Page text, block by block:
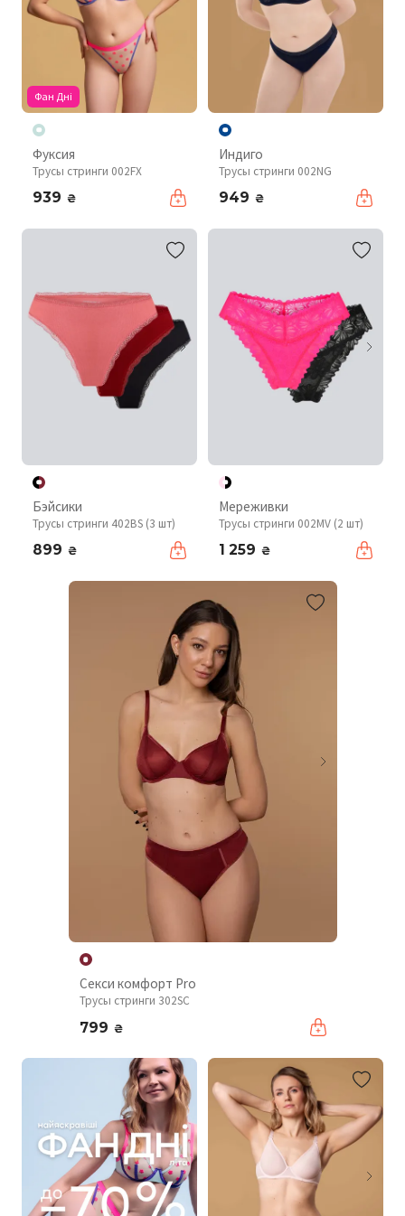
Фан Дні
Фуксия
Трусы стринги 002FX
939 ₴
Индиго
Трусы стринги 002NG
949 ₴
Бэйсики
Трусы стринги 402BS (3 шт)
899 ₴
Мереживки
Трусы стринги 002MV (2 шт)
1 259 ₴
Секси комфорт Pro
Трусы стринги 302SC
799 ₴